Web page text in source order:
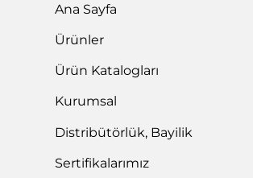
Ana Sayfa
Ürünler
Ürün Katalogları
Kurumsal
Distribütörlük, Bayilik
Sertifikalarımız